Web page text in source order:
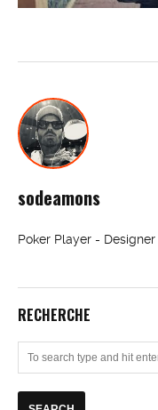
sodeamons
Poker Player - Designer
RECHERCHE